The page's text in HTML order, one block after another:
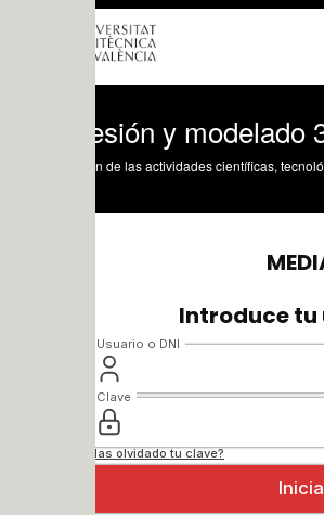
y modelado 3D_
de las actividades científicas, tecnológicas y